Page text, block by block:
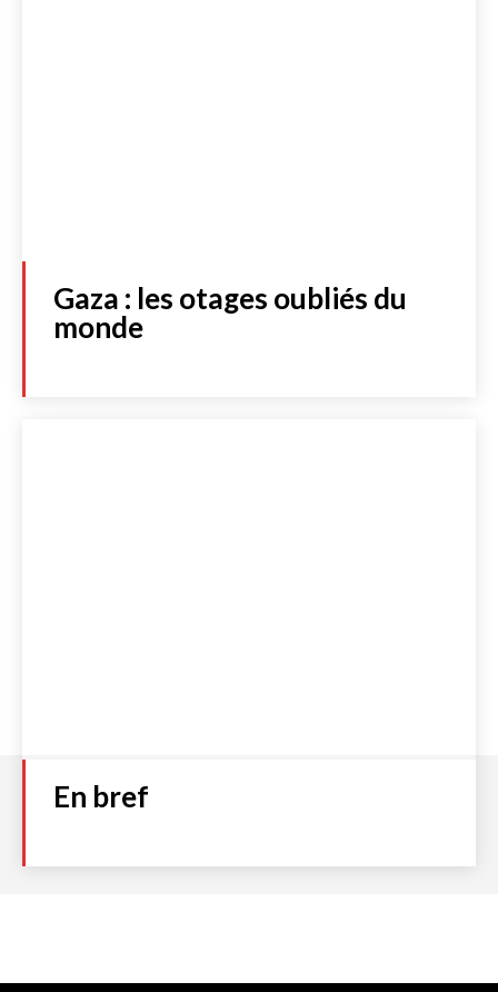
Gaza : les otages oubliés du
monde
En bref